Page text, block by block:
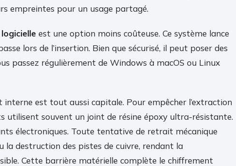
empreintes pour un usage partagé.
est une option moins coûteuse. Ce système lance
lors de l’insertion. Bien que sécurisé, il peut poser des
passez régulièrement de Windows à macOS ou Linux
est tout aussi capitale. Pour empêcher l’extraction
utilisent souvent un joint de résine époxy ultra-résistante.
électroniques. Toute tentative de retrait mécanique
la destruction des pistes de cuivre, rendant la
Cette barrière matérielle complète le chiffrement